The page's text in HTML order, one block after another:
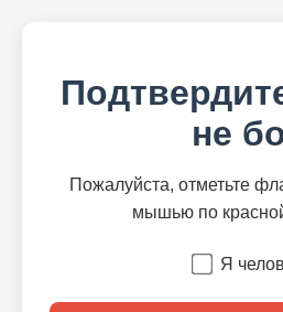
не
Пожалуйста, отметьте
мышью по
Я